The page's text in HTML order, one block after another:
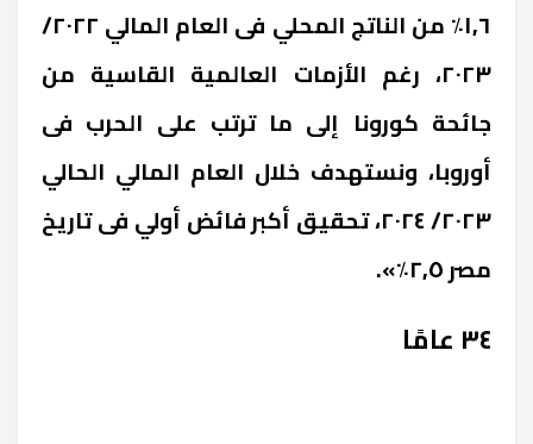
١,٦٪ من الناتج المحلي فى العام المالي ٢٠٢٢/
٢٠٢٣، رغم الأزمات العالمية القاسية من
جائحة كورونا إلى ما ترتب على الحرب فى
أوروبا، ونستهدف خلال العام المالي الحالي
٢٠٢٣/ ٢٠٢٤، تحقيق أكبر فائض أولي فى تاريخ
مصر ٢,٥٪».
٣٤ عامًا